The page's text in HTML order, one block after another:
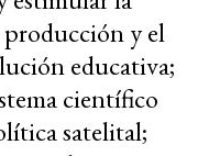
producción y el
educativa;
científico
satelital;